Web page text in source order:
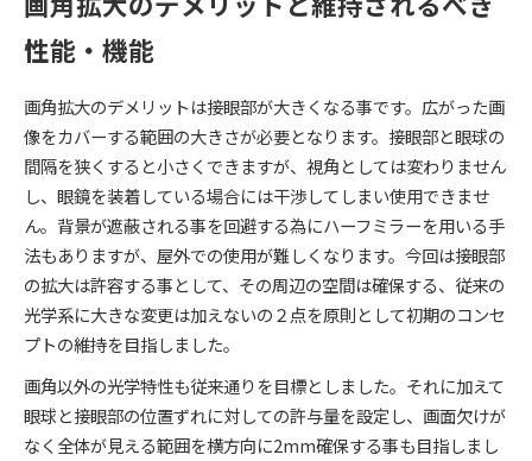
性能・機能
画角拡大のデメリットは接眼部が大きくなる事です。広がった画
像をカバーする範囲の大きさが必要となります。接眼部と眼球の
間隔を狭くすると小さくできますが、視角としては変わりません
し、眼鏡を装着している場合には干渉してしまい使用できませ
ん。背景が遮蔽される事を回避する為にハーフミラーを用いる手
法もありますが、屋外での使用が難しくなります。今回は接眼部
の拡大は許容する事として、その周辺の空間は確保する、従来の
光学系に大きな変更は加えないの２点を原則として初期のコンセ
プトの維持を目指しました。
画角以外の光学特性も従来通りを目標としました。それに加えて
眼球と接眼部の位置ずれに対しての許与量を設定し、画面欠けが
なく全体が見える範囲を横方向に2mm確保する事も目指しまし